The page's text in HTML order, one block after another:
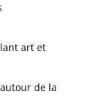
art et
de la